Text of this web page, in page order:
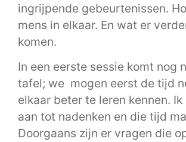
ingrijpende gebeurtenissen.
mens in elkaar. En wat er
komen.
In een eerste sessie komt nog
tafel; we mogen eerst de tijd
elkaar beter te leren kennen.
aan tot nadenken en die tijd
Doorgaans zijn er vragen die